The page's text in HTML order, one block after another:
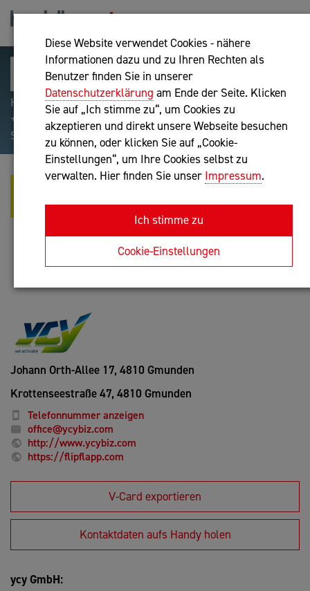
Diese Website verwendet Cookies - nähere
Informationen dazu und zu Ihren Rechten als
Benutzer finden Sie in unserer
Datenschutzerklärung am Ende der Seite. Klicken
Sie auf „Ich stimme zu“, um Cookies zu
akzeptieren und direkt unsere Webseite besuchen
zu können, oder klicken Sie auf „Cookie-
Einstellungen“, um Ihre Cookies selbst zu
verwalten. Hier finden Sie unser Impressum.
Ich stimme zu
Cookie-Einstellungen
Hilfreiche Suchparameter: Begriff einschließen:
+webshop, Begriff ausschließen: -webshop, Exakter
Suchbegriff: "internet of things"
YCY GMBH - PRAXISWISSEN
VERMITTELN
Unternehmensberatung, IT-Dienstleistung
Anfrage oder Rückruf
Johann Orth-Allee 17, 4810 Gmunden
Krottenseestraße 47, 4810 Gmunden
Telefonnummer anzeigen
office@ycybiz.com
http://www.ycybiz.com
https://flipflapp.com
V-Card exportieren
Kontaktdaten aufs Handy holen
ycy GmbH: